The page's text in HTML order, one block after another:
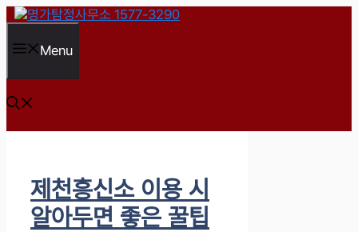
컨
츠
건
너
뛰
Menu
제천흥신소 이용 시
알아두면 좋은 꿀팁